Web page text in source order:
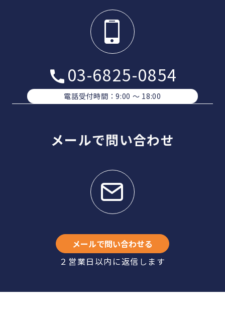
03-6825-0854
電話受付時間：9:00 〜 18:00
メールで問い合わせ
メールで問い合わせる
２営業日以内に返信します